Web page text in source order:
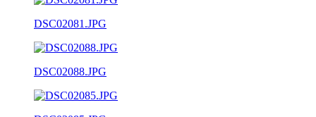
DSC02081.JPG
DSC02088.JPG